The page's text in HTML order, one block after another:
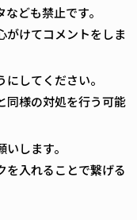
ども禁止です。
がけてコメントをしま
してください。
同様の対処を行う可能
します。
を入れることで繋げる